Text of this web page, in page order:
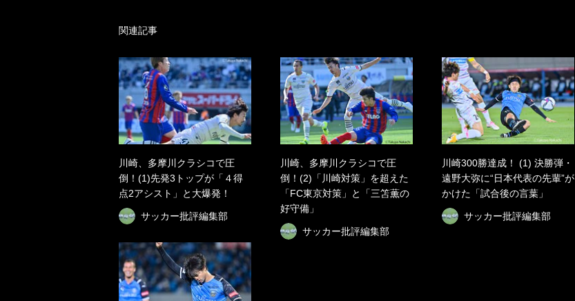
関連記事
川崎、多摩川クラシコで圧
倒！(1)先発3トップが「４得
点2アシスト」と大爆発！
サッカー批評編集部
川崎、多摩川クラシコで圧
倒！(2)「川崎対策」を超えた
「FC東京対策」と「三笘薫の
好守備」
サッカー批評編集部
川崎300勝達成！ (1) 決勝弾・
遠野大弥に“日本代表の先輩”が
かけた「試合後の言葉」
サッカー批評編集部